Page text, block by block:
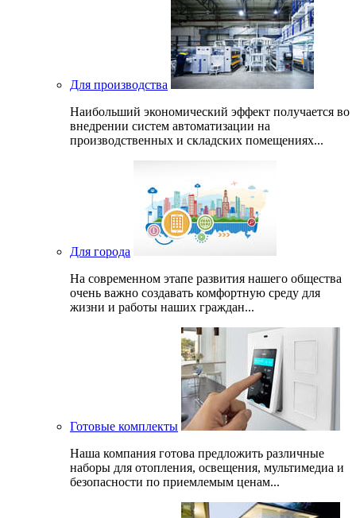
Для производства
Наибольший экономический эффект получается во
внедрении систем автоматизации на
производственных и складских помещениях...
Для города
На современном этапе развития нашего общеcтва
очень важно создавать комфортную среду для
жизни и работы наших граждан...
Готовые комплекты
Наша компания готова предложить различные
наборы для отопления, освещения, мультимедиа и
безопасности по приемлемым ценам...